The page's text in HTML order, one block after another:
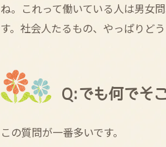
ね。これって働いている人は男女
す。社会人たるもの、やっぱりど
Q:でも何でそ
この質問が一番多いです。